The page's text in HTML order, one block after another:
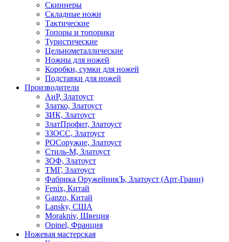
Скиннеры
Складные ножи
Тактические
Топоры и топорики
Туристические
Цельнометаллические
Ножны для ножей
Коробки, сумки для ножей
Подставки для ножей
Производители
АиР, Златоуст
Златко, Златоуст
ЗИК, Златоуст
ЗлатПрофит, Златоуст
ЗЗОСС, Златоуст
РОСоружие, Златоуст
Стиль-М, Златоуст
ЗОФ, Златоуст
ТМГ, Златоуст
Фабрика ОружейникЪ, Златоуст (Арт-Грани)
Fenix, Китай
Ganzo, Китай
Lansky, США
Morakniv, Швеция
Opinel, Франция
Ножевая мастерская